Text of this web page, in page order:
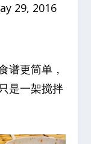
29, 2016
谱更简单，
是一架搅拌